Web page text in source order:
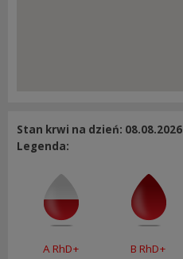
Stan krwi na dzień: 08.08.2026
Legenda:
A RhD+ B RhD+